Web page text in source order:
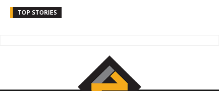
TOP STORIES